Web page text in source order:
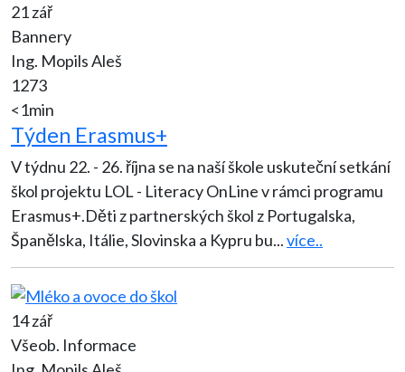
21 zář
Bannery
Ing. Mopils Aleš
1273
<1min
Týden Erasmus+
V týdnu 22. - 26. října se na naší škole uskuteční setkání
škol projektu LOL - Literacy OnLine v rámci programu
Erasmus+.Děti z partnerských škol z Portugalska,
Španělska, Itálie, Slovinska a Kypru bu...více..
14 zář
Všeob. Informace